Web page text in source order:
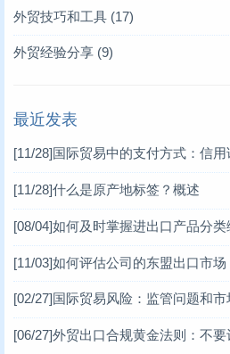
外贸技巧和工具 (17)
外贸经验分享 (9)
最近发表
[11/28]国际贸易中的支付方式：信用
[11/28]什么是原产地标签？概述
[08/04]如何及时掌握进出口产品分类
[11/03]如何评估公司的东盟出口市场
[02/27]国际贸易风险：监管问题和市
[06/27]外贸出口合规黄金法则：不要